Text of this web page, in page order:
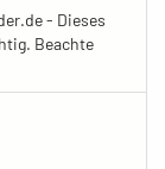
- Dieses
Beachte